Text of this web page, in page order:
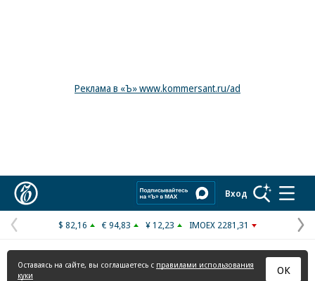
Реклама в «Ъ» www.kommersant.ru/ad
Вход
Предыдущая
страница
$ 82,16 € 94,83 ¥ 12,23 IMOEX 2281,31
Оставаясь на сайте, вы соглашаетесь с правилами использования
куки
ОК